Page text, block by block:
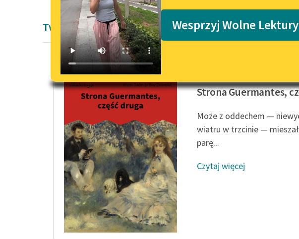
E-
Wesprzyj Wolne
Twórczość Marcela Prousta
Strona Guermantes,
Może z oddechem —
wiatru w trzcinie —
parę...
Czytaj więcej